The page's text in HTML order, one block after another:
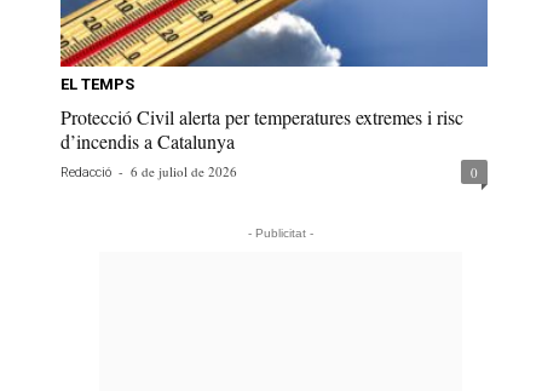
EL TEMPS
Protecció Civil alerta per temperatures extremes i risc
d’incendis a Catalunya
Redacció - 6 de juliol de 2026 0
- Publicitat -